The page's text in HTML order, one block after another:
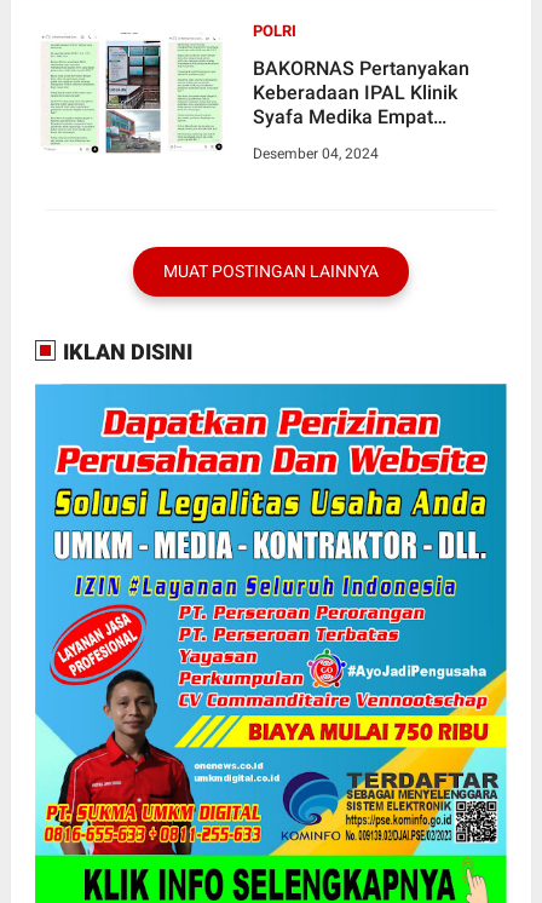
POLRI
BAKORNAS Pertanyakan
Keberadaan IPAL Klinik
Syafa Medika Empat
Desember 04, 2024
MUAT POSTINGAN LAINNYA
IKLAN DISINI